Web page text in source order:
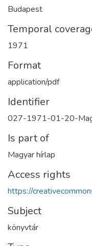
Budapest
Temporal
1971
Format
application/pdf
Identifier
027-1971-01-20-
Is part of
Magyar hírlap
Access rights
https://
Subject
könyvtár